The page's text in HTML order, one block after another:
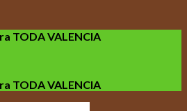
TODA VALENCIA
TODA VALENCIA